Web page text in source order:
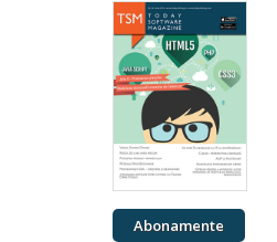
Abonamente